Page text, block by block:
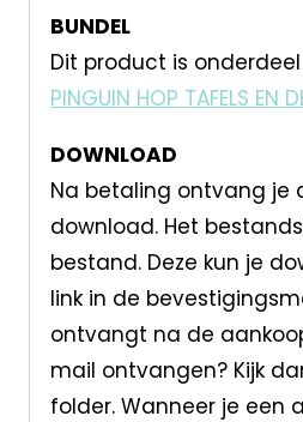
BUNDEL
Dit product is
PINGUIN HOP TAFELS EN
DOWNLOAD
Na betaling ontvang je
download. Het
bestand. Deze kun je
link in de
ontvangt na de
mail ontvangen? Kijk
folder. Wanneer je een